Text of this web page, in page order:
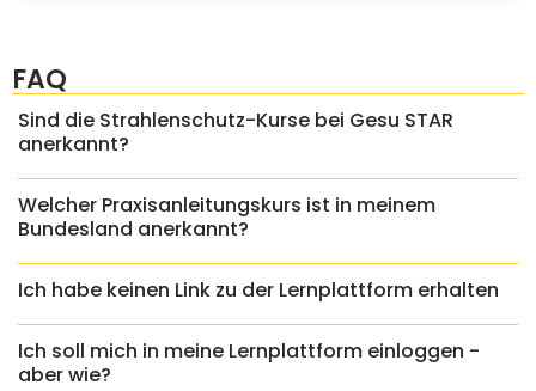
FAQ
Sind die Strahlenschutz-Kurse bei Gesu STAR
anerkannt?
Welcher Praxisanleitungskurs ist in meinem
Bundesland anerkannt?
Ich habe keinen Link zu der Lernplattform erhalten
Ich soll mich in meine Lernplattform einloggen -
aber wie?